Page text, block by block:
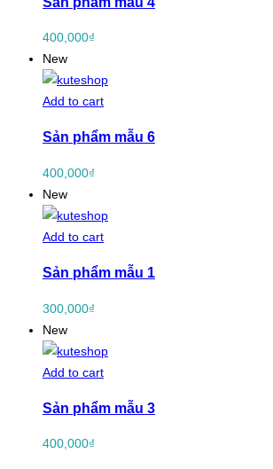
400,000₫
New
Add to cart
Sản phẩm mẫu 6
400,000₫
New
Add to cart
Sản phẩm mẫu 1
300,000₫
New
Add to cart
Sản phẩm mẫu 3
400,000₫